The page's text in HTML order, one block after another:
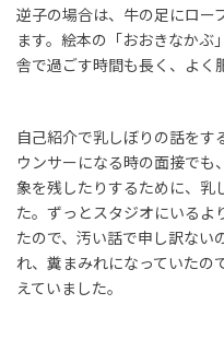
逆子の場合は、牛の足にロー
ます。絵本の「おおきなかぶ
舎で過ごす時間も長く、よく
自己紹介で乳しぼりの話をす
ウンサーになる時の面接で
象を残したりするために、乳
た。ずっとスタジオにいるよ
たので、汚い話で申し訳ない
れ、糞まみれになっていたの
えていました。